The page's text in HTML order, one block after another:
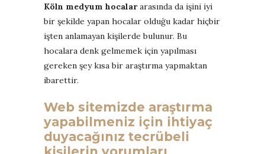
Köln medyum hocalararasında da işini iyi
bir şekilde yapan hocalar olduğu kadar hiçbir
işten anlamayan kişilerde bulunur. Bu
hocalara denk gelmemek için yapılması
gereken şey kısa bir araştırma yapmaktan
ibarettir.
Web sitemizde araştırma
yapabilmeniz için ihtiyaç
duyacağınız tecrübeli